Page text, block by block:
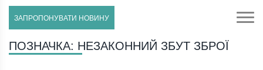
ЗАПРОПОНУВАТИ НОВИНУ
ПОЗНАЧКА: НЕЗАКОННИЙ ЗБУТ ЗБРОЇ